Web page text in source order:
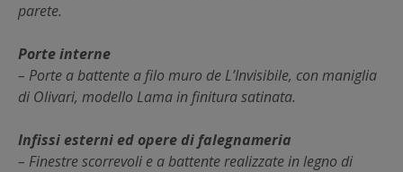
parete.
Porte interne
– Porte a battente a filo muro de L’Invisibile, con maniglia
di Olivari, modello Lama in finitura satinata.
Infissi esterni ed opere di falegnameria
– Finestre scorrevoli e a battente realizzate in legno di